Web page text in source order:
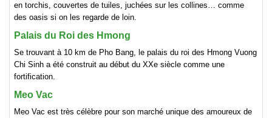
en torchis, couvertes de tuiles, juchées sur les collines… comme
des oasis si on les regarde de loin.
Palais du Roi des Hmong
Se trouvant à 10 km de Pho Bang, le palais du roi des Hmong Vuong
Chi Sinh a été construit au début du XXe siècle comme une
fortification.
Meo Vac
Meo Vac est très célèbre pour son marché unique des amoureux de